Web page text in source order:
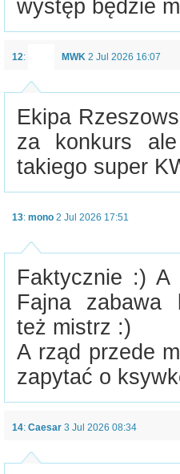
występ będzie
12: MWK 2 Jul 2026 16:07
Ekipa
za konkurs
takiego super
13: mono 2 Jul 2026 17:51
Faktycznie :) A
Fajna
też mistrz :)
A rząd przede
zapytać o
14: Caesar 3 Jul 2026 08:34